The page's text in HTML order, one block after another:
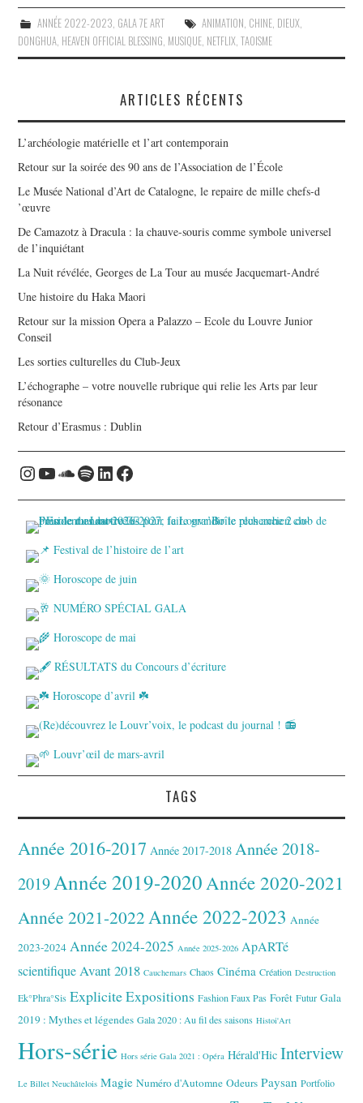
ANNÉE 2022-2023 GALA 7E ART ANIMATION CHINE, DIEUX,
DONGHUA HEAVEN OFFICIAL BLESSING MUSIQUE NETFLIX ,TAOISME
ARTICLES RÉCENTS
L’archéologie matérielle et l’art contemporain
Retour sur la soirée des 90 ans de l’Association de l’École
Le Musée National d’Art de Catalogne, le repaire de mille chefs-d
’œuvre
De Camazotz à Dracula : la chauve-souris comme symbole universel
de l’inquiétant
La Nuit révélée, Georges de La Tour au musée Jacquemart-André
Une histoire du Haka Maori
Retour sur la mission Opera a Palazzo – Ecole du Louvre Junior
Conseil
Les sorties culturelles du Club-Jeux
L’échographe – votre nouvelle rubrique qui relie les Arts par leur
résonance
Retour d’Erasmus : Dublin
Instagram
YouTube
Soundcloud
Spotify
LinkedIn
Facebook
TAGS
Année 2016-2017 Année 2017-2018 Année 2018-
2019Année 2019-2020 Année 2020-2021
Année 2021-2022Année 2022-2023 Année
2023-2024 Année 2024-2025 Année 2025-2026 ApARTé
scientifique Avant 2018 Cauchemars Chaos Cinéma Création Destruction
Ek°Phra°Sis ExpliciteExpositions Fashion Faux Pas Forêt Futur Gala
2019 : Mythes et légendes Gala 2020 : Au fil des saisons Histoi'Art
Hors-série Hors série Gala 2021 : Opéra Hérald'Hic Interview
Le Billet Neuchâtelois Magie Numéro d'Automne Odeurs Paysan Portfolio